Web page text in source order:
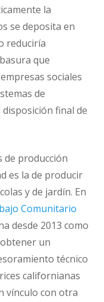
la
se deposita en
reduciría
que
sociales
de
final de
de producción
es la de producir
y de jardín. En
Comunitario
desde 2013 como
un
técnico
californianas
vínculo con otra